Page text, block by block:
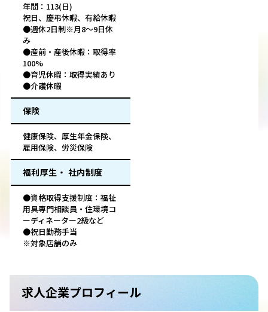
年間：113(日)
祝日、慶弔休暇、有給休暇
●週休2日制※月8～9日休
み
●産前・産後休暇：取得率
100%
●育児休暇：取得実績あり
●介護休暇
保険
健康保険、厚生年金保険、
雇用保険、労災保険
福利厚生・ 社内制度
●資格取得支援制度：福祉
用具専門相談員・住環境コ
ーディネーター2級など
●祝日勤務手当
※対象店舗のみ
求人企業プロフィール